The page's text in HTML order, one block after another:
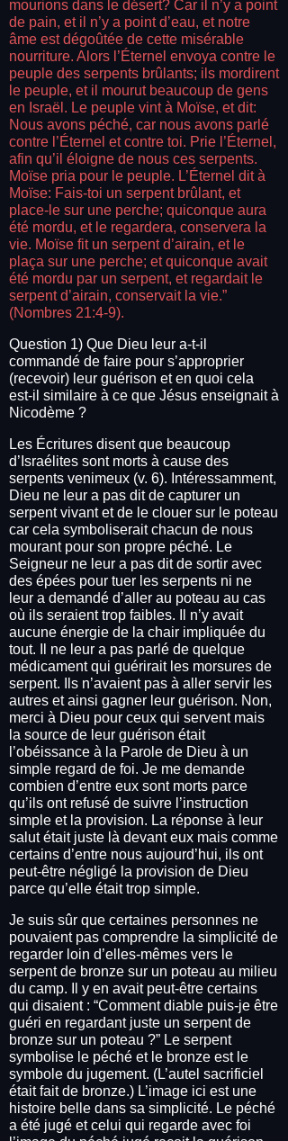
mourions dans le désert? Car il n’y a point
de pain, et il n’y a point d’eau, et notre
âme est dégoûtée de cette misérable
nourriture. Alors l’Éternel envoya contre le
peuple des serpents brûlants; ils mordirent
le peuple, et il mourut beaucoup de gens
en Israël. Le peuple vint à Moïse, et dit:
Nous avons péché, car nous avons parlé
contre l’Éternel et contre toi. Prie l’Éternel,
afin qu’il éloigne de nous ces serpents.
Moïse pria pour le peuple. L’Éternel dit à
Moïse: Fais-toi un serpent brûlant, et
place-le sur une perche; quiconque aura
été mordu, et le regardera, conservera la
vie. Moïse fit un serpent d’airain, et le
plaça sur une perche; et quiconque avait
été mordu par un serpent, et regardait le
serpent d’airain, conservait la vie.”
(Nombres 21:4-9).
Question 1) Que Dieu leur a-t-il
commandé de faire pour s’approprier
(recevoir) leur guérison et en quoi cela
est-il similaire à ce que Jésus enseignait à
Nicodème ?
Les Écritures disent que beaucoup
d’Israélites sont morts à cause des
serpents venimeux (v. 6). Intéressamment,
Dieu ne leur a pas dit de capturer un
serpent vivant et de le clouer sur le poteau
car cela symboliserait chacun de nous
mourant pour son propre péché. Le
Seigneur ne leur a pas dit de sortir avec
des épées pour tuer les serpents ni ne
leur a demandé d’aller au poteau au cas
où ils seraient trop faibles. Il n’y avait
aucune énergie de la chair impliquée du
tout. Il ne leur a pas parlé de quelque
médicament qui guérirait les morsures de
serpent. Ils n’avaient pas à aller servir les
autres et ainsi gagner leur guérison. Non,
merci à Dieu pour ceux qui servent mais
la source de leur guérison était
l’obéissance à la Parole de Dieu à un
simple regard de foi. Je me demande
combien d’entre eux sont morts parce
qu’ils ont refusé de suivre l’instruction
simple et la provision. La réponse à leur
salut était juste là devant eux mais comme
certains d’entre nous aujourd’hui, ils ont
peut-être négligé la provision de Dieu
parce qu’elle était trop simple.
Je suis sûr que certaines personnes ne
pouvaient pas comprendre la simplicité de
regarder loin d’elles-mêmes vers le
serpent de bronze sur un poteau au milieu
du camp. Il y en avait peut-être certains
qui disaient : “Comment diable puis-je être
guéri en regardant juste un serpent de
bronze sur un poteau ?” Le serpent
symbolise le péché et le bronze est le
symbole du jugement. (L’autel sacrificiel
était fait de bronze.) L’image ici est une
histoire belle dans sa simplicité. Le péché
a été jugé et celui qui regarde avec foi